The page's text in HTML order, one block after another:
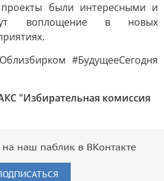
были интересными и
воплощение в новых
#БудущееСегодня
"Избирательная комиссия
наш паблик в ВКонтакте